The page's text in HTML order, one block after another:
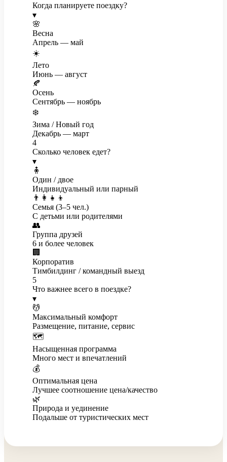
Когда планируете поездку?
▾
🌸
Весна
Апрель — май
☀️
Лето
Июнь — август
🍂
Осень
Сентябрь — ноябрь
❄️
Зима / Новый год
Декабрь — март
4
Сколько человек едет?
▾
🧍
Один / двое
Индивидуальный или парный
👨‍👩‍👧‍👦
Семья (3–5 чел.)
С детьми или родителями
👥
Группа друзей
6 и более человек
🏢
Корпоратив
Тимбилдинг / командный выезд
5
Что важнее всего в поездке?
▾
💆
Максимальный комфорт
Размещение, питание, сервис
🗺️
Насыщенная программа
Много мест и впечатлений
💰
Оптимальная цена
Лучшее соотношение цена/качество
🌿
Природа и уединение
Подальше от туристических мест